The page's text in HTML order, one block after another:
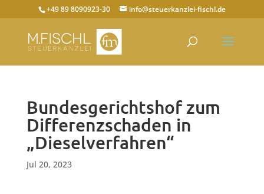
+49 89 8090923-30 info@steuerkanzlei-fischl.de
Bundesgerichtshof zum
Differenzschaden in
„Dieselverfahren“
Jul 20, 2023